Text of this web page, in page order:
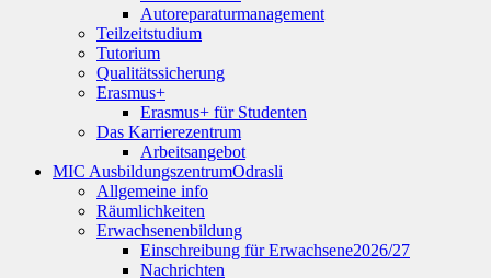
Autoreparaturmanagement
Teilzeitstudium
Tutorium
Qualitätssicherung
Erasmus+
Erasmus+ für Studenten
Das Karrierezentrum
Arbeitsangebot
MIC AusbildungszentrumOdrasli
Allgemeine info
Räumlichkeiten
Erwachsenenbildung
Einschreibung für Erwachsene2026/27
Nachrichten